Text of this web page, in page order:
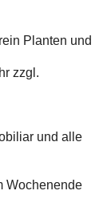
Planten und
zzgl.
und alle
Wochenende